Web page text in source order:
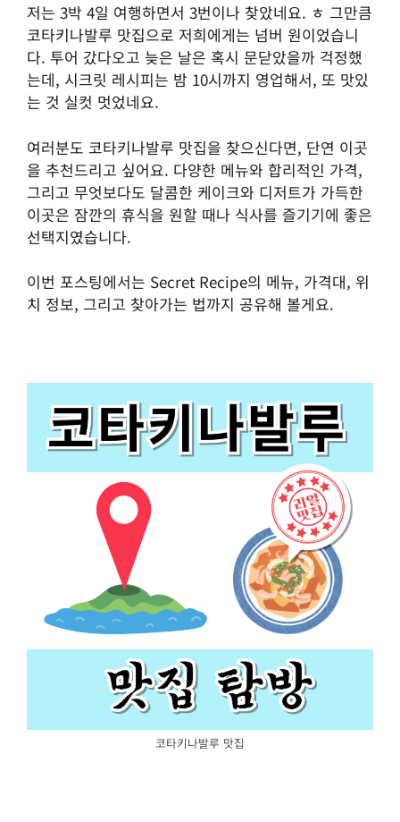
저는 3박 4일 여행하면서 3번이나 찾았네요. ㅎ 그만큼
코타키나발루 맛집으로 저희에게는 넘버 원이었습니
다. 투어 갔다오고 늦은 날은 혹시 문닫았을까 걱정했
는데, 시크릿 레시피는 밤 10시까지 영업해서, 또 맛있
는 것 실컷 멋었네요.
여러분도 코타키나발루 맛집을 찾으신다면, 단연 이곳
을 추천드리고 싶어요. 다양한 메뉴와 합리적인 가격,
그리고 무엇보다도 달콤한 케이크와 디저트가 가득한
이곳은 잠깐의 휴식을 원할 때나 식사를 즐기기에 좋은
선택지였습니다.
이번 포스팅에서는 Secret Recipe의 메뉴, 가격대, 위
치 정보, 그리고 찾아가는 법까지 공유해 볼게요.
코타키나발루 맛집